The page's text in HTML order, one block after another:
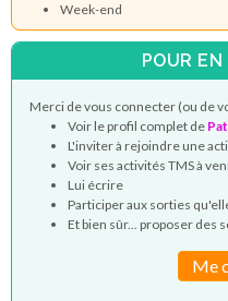
Week-end
POUR
Merci de vous connecter (ou de
Voir le profil complet de
L'inviter à rejoindre une
Voir ses activités TMS à
Lui écrire
Participer aux sorties
Et bien sûr... proposer des
Me